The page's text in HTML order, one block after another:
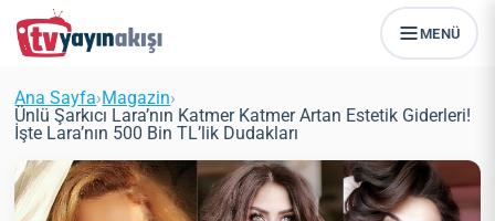
MENÜ
Ana Sayfa›Magazin›
Ünlü Şarkıcı Lara’nın Katmer Katmer Artan Estetik Giderleri!
İşte Lara’nın 500 Bin TL’lik Dudakları